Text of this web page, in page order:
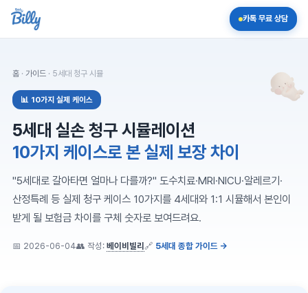
카톡 무료 상담
홈 · 가이드 · 5세대 청구 시뮬
📊 10가지 실제 케이스
5세대 실손 청구 시뮬레이션
10가지 케이스로 본 실제 보장 차이
"5세대로 갈아타면 얼마나 다를까?" 도수치료·MRI·NICU·알레르기·
산정특례 등 실제 청구 케이스 10가지를 4세대와 1:1 시뮬해서 본인이
받게 될 보험금 차이를 구체 숫자로 보여드려요.
📅 2026-06-04👥 작성: 베이비빌리 🔗 5세대 종합 가이드 →